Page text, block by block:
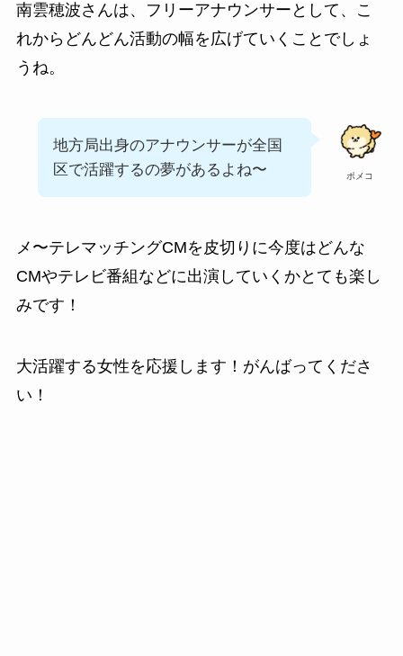
南雲穂波さんは、フリーアナウンサーとして、こ
れからどんどん活動の幅を広げていくことでしょ
うね。
ポメコ
地方局出身のアナウンサーが全国
区で活躍するの夢があるよね〜
メ〜テレマッチングCMを皮切りに今度はどんな
CMやテレビ番組などに出演していくかとても楽し
みです！
大活躍する女性を応援します！がんばってくださ
い！